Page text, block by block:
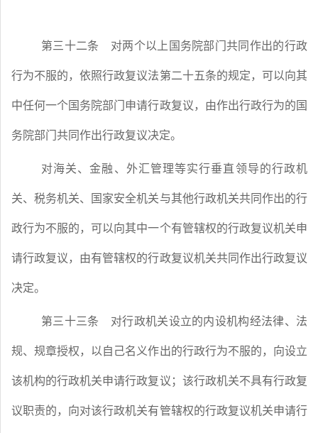
第三十二条 对两个以上国务院部门共同作出的行政
行为不服的，依照行政复议法第二十五条的规定，可以向其
中任何一个国务院部门申请行政复议，由作出行政行为的国
务院部门共同作出行政复议决定。
对海关、金融、外汇管理等实行垂直领导的行政机
关、税务机关、国家安全机关与其他行政机关共同作出的行
政行为不服的，可以向其中一个有管辖权的行政复议机关申
请行政复议，由有管辖权的行政复议机关共同作出行政复议
决定。
第三十三条 对行政机关设立的内设机构经法律、法
规、规章授权，以自己名义作出的行政行为不服的，向设立
该机构的行政机关申请行政复议；该行政机关不具有行政复
议职责的，向对该行政机关有管辖权的行政复议机关申请行